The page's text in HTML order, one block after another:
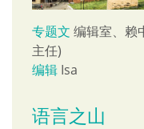
专题文 编辑室、赖
主任)
编辑 Isa
语言之山